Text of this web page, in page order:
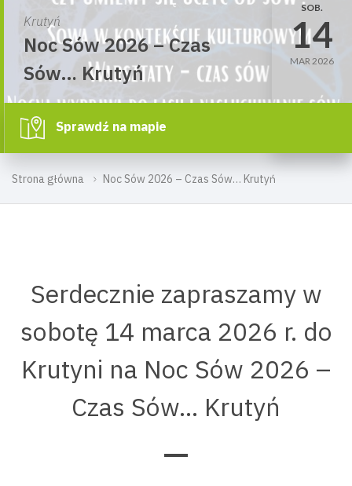
Strona główna Noc Sów 2026 – Czas Sów… Krutyń
Krutyń
Noc Sów 2026 – Czas
Sów… Krutyń
SOB.
14
MAR 2026
Sprawdź na mapie
Serdecznie zapraszamy w
sobotę 14 marca 2026 r. do
Krutyni na Noc Sów 2026 –
Czas Sów… Krutyń